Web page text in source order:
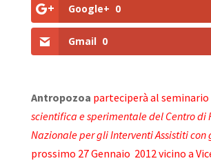
Google+ 0
Gmail 0
Antropozoa parteciperà al seminario
scientifica e sperimentale del Centro di
Nazionale per gli Interventi Assistiti con
prossimo 27 Gennaio 2012 vicino a